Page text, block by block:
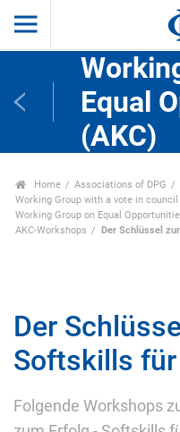
Equal
(AKC)
Home Associations of DPG
Working Group with a vote in council
Working Group on Equal
AKC-Workshops
Der Schlüssel
Der
Softskills
Folgende Workshops